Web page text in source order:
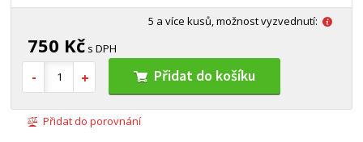
5 a více kusů, možnost vyzvednutí:
750 Kč s DPH
Přidat do košíku
Přidat do porovnání